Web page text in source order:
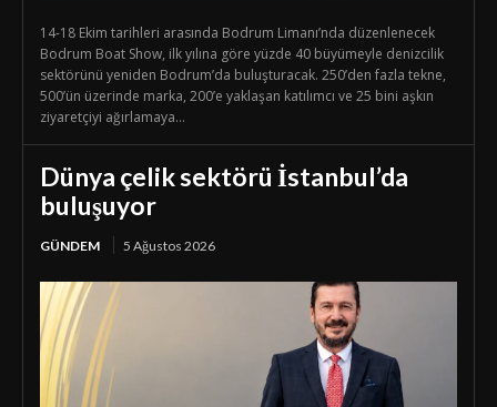
14-18 Ekim tarihleri arasında Bodrum Limanı’nda düzenlenecek
Bodrum Boat Show, ilk yılına göre yüzde 40 büyümeyle denizcilik
sektörünü yeniden Bodrum’da buluşturacak. 250’den fazla tekne,
500’ün üzerinde marka, 200’e yaklaşan katılımcı ve 25 bini aşkın
ziyaretçiyi ağırlamaya...
Dünya çelik sektörü İstanbul’da
buluşuyor
GÜNDEM 5 Ağustos 2026